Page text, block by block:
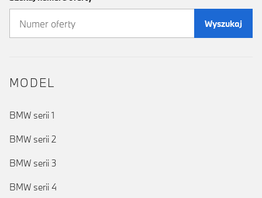
Wyszukaj
MODEL
BMW serii 1
BMW serii 2
BMW serii 3
BMW serii 4